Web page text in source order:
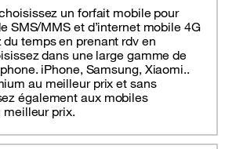
un forfait mobile pour
SMS/MMS et d’internet mobile 4G
temps en prenant rdv en
dans une large gamme de
iPhone, Samsung, Xiaomi..
au meilleur prix et sans
également aux mobiles
meilleur prix.